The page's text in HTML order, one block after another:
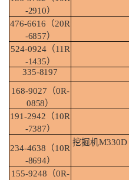
-2910）
476-6616（20R
-6857）
524-0924（11R
-1435）
335-8197
168-9027（0R-
0858）
191-2942（10R
-7387）
234-4638（10R
-8694）
挖掘机M330D
155-9248（0R-